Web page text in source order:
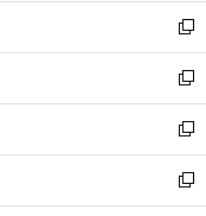
く
で
開
く
ド
ウ
で
開
く
ウ
ィ
ン
ド
ウ
で
開
く
し
い
ウ
ィ
ン
ド
ウ
で
開
新
し
い
ウ
ィ
ン
ド
ウ
新
し
い
ウ
ィ
ン
新
し
い
ウ
新
し